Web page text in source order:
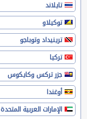
تايلاند
توكيلاو
ترينيداد وتوباجو
تركيا
جزر تركس وكايكوس
أوغندا
الإمارات العربية المتحدة